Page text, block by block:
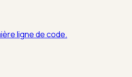
ligne de code.